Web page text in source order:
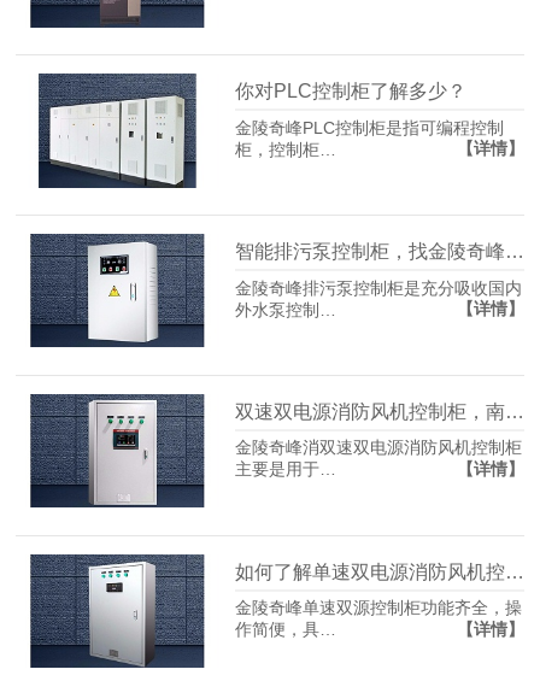
你对PLC控制柜了解多少？
金陵奇峰PLC控制柜是指可编程控制
柜，控制柜…
【详情】
智能排污泵控制柜，找金陵奇峰南京厂家
金陵奇峰排污泵控制柜是充分吸收国内
外水泵控制…
【详情】
双速双电源消防风机控制柜，南京金陵奇峰厂家定制
金陵奇峰消双速双电源消防风机控制柜
主要是用于…
【详情】
如何了解单速双电源消防风机控制柜特点与优势？
金陵奇峰单速双源控制柜功能齐全，操
作简便，具…
【详情】